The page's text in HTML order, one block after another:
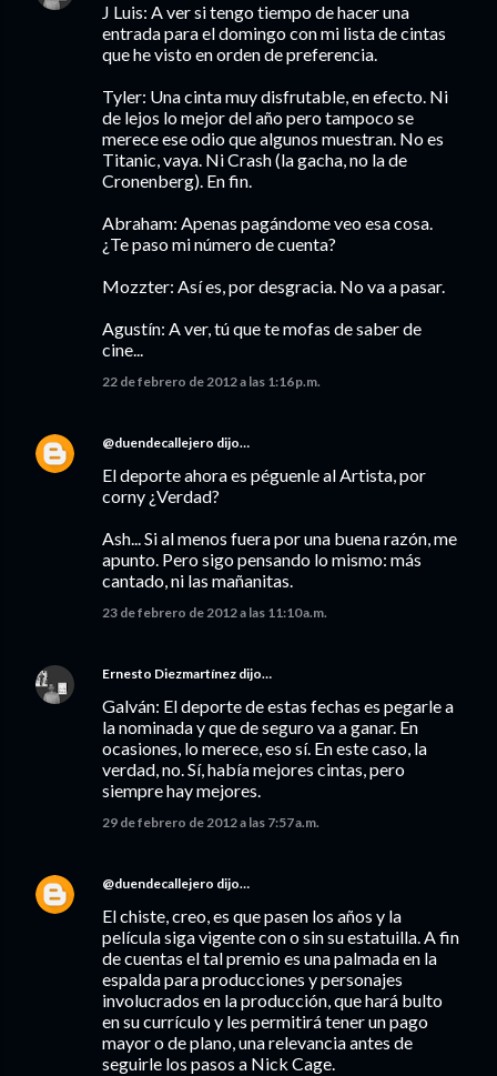
J Luis: A ver si tengo tiempo de hacer una
entrada para el domingo con mi lista de cintas
que he visto en orden de preferencia.
Tyler: Una cinta muy disfrutable, en efecto. Ni
de lejos lo mejor del año pero tampoco se
merece ese odio que algunos muestran. No es
Titanic, vaya. Ni Crash (la gacha, no la de
Cronenberg). En fin.
Abraham: Apenas pagándome veo esa cosa.
¿Te paso mi número de cuenta?
Mozzter: Así es, por desgracia. No va a pasar.
Agustín: A ver, tú que te mofas de saber de
cine...
22 de febrero de 2012 a las 1:16 p.m.
@duendecallejero dijo…
El deporte ahora es péguenle al Artista, por
corny ¿Verdad?
Ash... Si al menos fuera por una buena razón, me
apunto. Pero sigo pensando lo mismo: más
cantado, ni las mañanitas.
23 de febrero de 2012 a las 11:10 a.m.
Ernesto Diezmartínez dijo…
Galván: El deporte de estas fechas es pegarle a
la nominada y que de seguro va a ganar. En
ocasiones, lo merece, eso sí. En este caso, la
verdad, no. Sí, había mejores cintas, pero
siempre hay mejores.
29 de febrero de 2012 a las 7:57 a.m.
@duendecallejero dijo…
El chiste, creo, es que pasen los años y la
película siga vigente con o sin su estatuilla. A fin
de cuentas el tal premio es una palmada en la
espalda para producciones y personajes
involucrados en la producción, que hará bulto
en su currículo y les permitirá tener un pago
mayor o de plano, una relevancia antes de
seguirle los pasos a Nick Cage.